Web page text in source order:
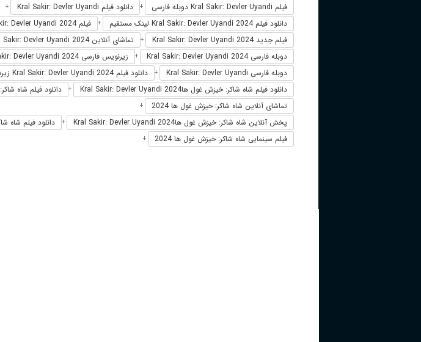
فیلم Kral Sakir: Devler Uyandi دوبله فارسی + دانلود فیلم Kral Sakir: Devler Uyandi +
دانلود فیلم Kral Sakir: Devler Uyandi 2024 لینک مستقیم + فیلم Kral Sakir: Devler Uyandi 2024
فیلم جدید Kral Sakir: Devler Uyandi 2024 + تماشای آنلاین Kral Sakir: Devler Uyandi 2024
دوبله فارسی Kral Sakir: Devler Uyandi 2024 + زیرنویس فارسی Kral Sakir: Devler Uyandi 2024
دوبله فارسی Kral Sakir: Devler Uyandi + دانلود فیلم Kral Sakir: Devler Uyandi 2024 زیرنویس فارسی
دانلود فیلم شاه شاکر: خیزش غول هاKral Sakir: Devler Uyandi 2024 + دانلود فیلم شاه
تماشای آنلاین شاه شاکر: خیزش غول ها 2024 +
پخش آنلاین شاه شاکر: خیزش غول هاKral Sakir: Devler Uyandi 2024 + دانلود فیلم شاه
فیلم سینمایی شاه شاکر: خیزش غول ها 2024 +